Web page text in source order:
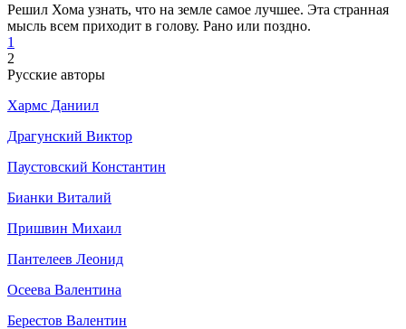
Решил Хома узнать, что на земле самое лучшее. Эта странная
мысль всем приходит в голову. Рано или поздно.
1
2
Русские авторы
Хармс Даниил
Драгунский Виктор
Паустовский Константин
Бианки Виталий
Пришвин Михаил
Пантелеев Леонид
Осеева Валентина
Берестов Валентин